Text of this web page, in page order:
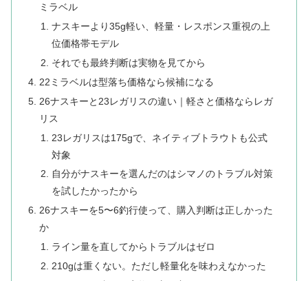
ミラベル
ナスキーより35g軽い、軽量・レスポンス重視の上
位価格帯モデル
それでも最終判断は実物を見てから
22ミラベルは型落ち価格なら候補になる
26ナスキーと23レガリスの違い｜軽さと価格ならレガ
リス
23レガリスは175gで、ネイティブトラウトも公式
対象
自分がナスキーを選んだのはシマノのトラブル対策
を試したかったから
26ナスキーを5〜6釣行使って、購入判断は正しかった
か
ライン量を直してからトラブルはゼロ
210gは重くない。ただし軽量化を味わえなかった